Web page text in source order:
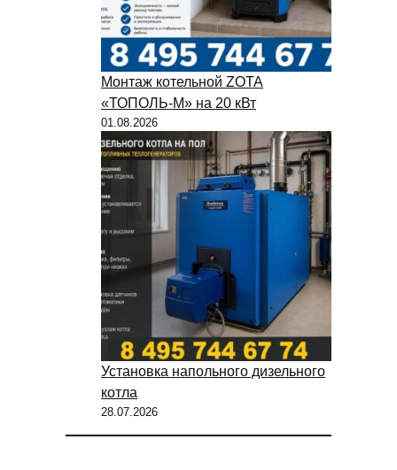
Монтаж котельной ZOTA
«ТОПОЛЬ-М» на 20 кВт
01.08.2026
Установка напольного дизельного
котла
28.07.2026